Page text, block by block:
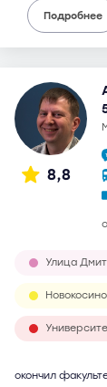
Подробнее
8,8
Улица
Новокосино
окончил